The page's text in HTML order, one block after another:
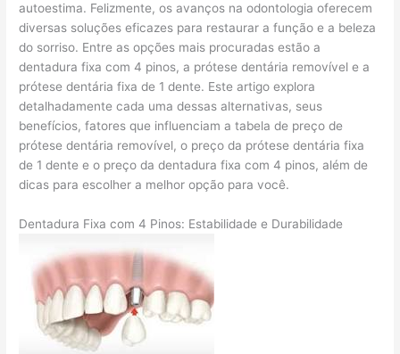
autoestima. Felizmente, os avanços na odontologia oferecem
diversas soluções eficazes para restaurar a função e a beleza
do sorriso. Entre as opções mais procuradas estão a
dentadura fixa com 4 pinos, a prótese dentária removível e a
prótese dentária fixa de 1 dente. Este artigo explora
detalhadamente cada uma dessas alternativas, seus
benefícios, fatores que influenciam a tabela de preço de
prótese dentária removível, o preço da prótese dentária fixa
de 1 dente e o preço da dentadura fixa com 4 pinos, além de
dicas para escolher a melhor opção para você.
Dentadura Fixa com 4 Pinos: Estabilidade e Durabilidade